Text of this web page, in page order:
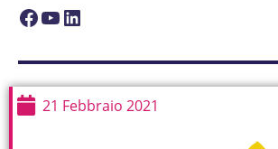
21 Febbraio 2021